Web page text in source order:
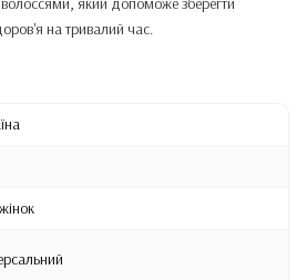
на тривалий час.